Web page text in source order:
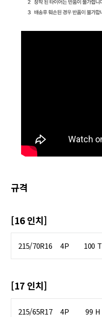
규격
[16 인치]
215/70R16 4P 100 T
[17 인치]
215/65R17 4P
99 H